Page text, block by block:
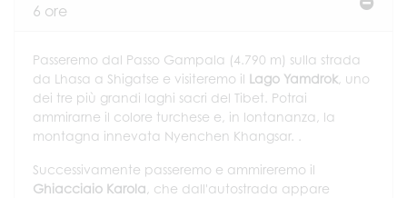
6 ore
Passeremo dal Passo Gampala (4.790 m) sulla strada
da Lhasa a Shigatse e visiteremo il Lago Yamdrok, uno
dei tre più grandi laghi sacri del Tibet. Potrai
ammirarne il colore turchese e, in lontananza, la
montagna innevata Nyenchen Khangsar. .
Successivamente passeremo e ammireremo il
Ghiacciaio Karola, che dall'autostrada appare